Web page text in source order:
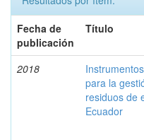
Fecha de
publicación
Título
2018
para la
residuos de
Ecuador